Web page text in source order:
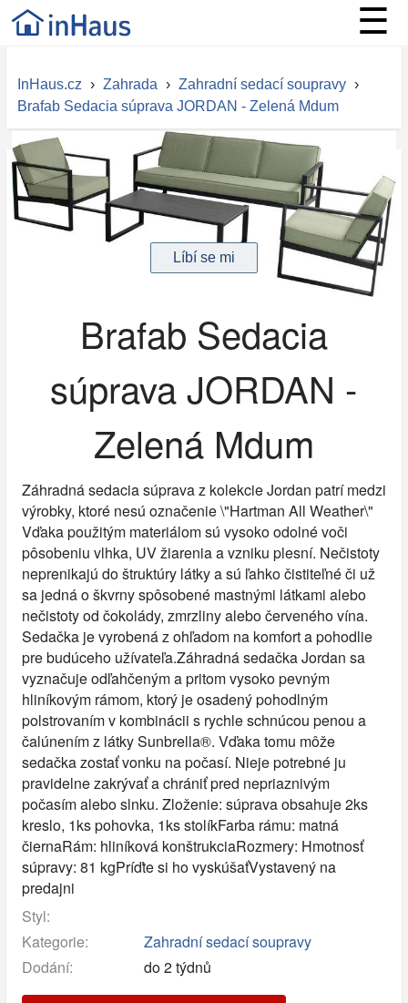
☰
InHaus.cz › Zahrada › Zahradní sedací soupravy ›
Brafab Sedacia súprava JORDAN - Zelená Mdum
Brafab Sedacia
súprava JORDAN -
Zelená Mdum
Záhradná sedacia súprava z kolekcie Jordan patrí medzi
výrobky, ktoré nesú označenie \"Hartman All Weather\"
Vďaka použitým materiálom sú vysoko odolné voči
pôsobeniu vlhka, UV žiarenia a vzniku plesní. Nečistoty
neprenikajú do štruktúry látky a sú ľahko čistiteľné či už
sa jedná o škvrny spôsobené mastnými látkami alebo
nečistoty od čokolády, zmrzliny alebo červeného vína.
Sedačka je vyrobená z ohľadom na komfort a pohodlie
pre budúceho užívateľa.Záhradná sedačka Jordan sa
vyznačuje odľahčeným a pritom vysoko pevným
hliníkovým rámom, ktorý je osadený pohodlným
polstrovaním v kombinácii s rychle schnúcou penou a
čalúnením z látky Sunbrella®. Vďaka tomu môže
sedačka zostať vonku na počasí. Nieje potrebné ju
pravidelne zakrývať a chrániť pred nepriaznivým
počasím alebo slnku. Zloženie: súprava obsahuje 2ks
kreslo, 1ks pohovka, 1ks stolíkFarba rámu: matná
čiernaRám: hliníková konštrukciaRozmery: Hmotnosť
súpravy: 81 kgPríďte si ho vyskúšaťVystavený na
predajni
Styl:
Kategorie:
Zahradní sedací soupravy
Dodání:
do 2 týdnů